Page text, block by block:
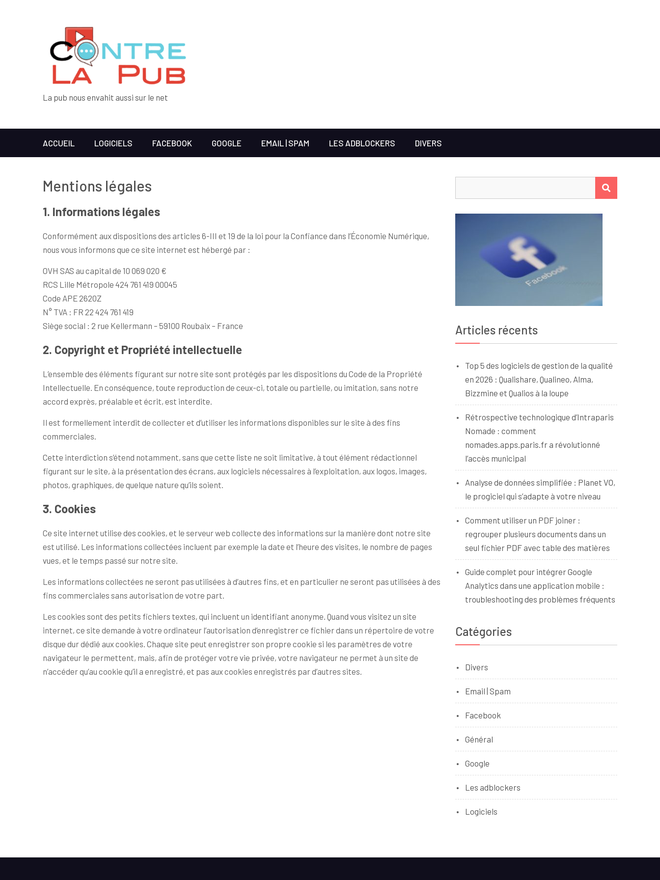
La pub nous envahit aussi sur le net
ACCUEIL LOGICIELS FACEBOOK GOOGLE EMAIL | SPAM LES ADBLOCKERS DIVERS
Mentions légales
1. Informations légales
Conformément aux dispositions des articles 6-III et 19 de la loi pour la Confiance dans l’Économie Numérique,
nous vous informons que ce site internet est hébergé par :
OVH SAS au capital de 10 069 020 €
RCS Lille Métropole 424 761 419 00045
Code APE 2620Z
N° TVA : FR 22 424 761 419
Siège social : 2 rue Kellermann – 59100 Roubaix – France
2. Copyright et Propriété intellectuelle
L’ensemble des éléments figurant sur notre site sont protégés par les dispositions du Code de la Propriété
Intellectuelle. En conséquence, toute reproduction de ceux-ci, totale ou partielle, ou imitation, sans notre
accord exprès, préalable et écrit, est interdite.
Il est formellement interdit de collecter et d’utiliser les informations disponibles sur le site à des fins
commerciales.
Cette interdiction s’étend notamment, sans que cette liste ne soit limitative, à tout élément rédactionnel
figurant sur le site, à la présentation des écrans, aux logiciels nécessaires à l’exploitation, aux logos, images,
photos, graphiques, de quelque nature qu’ils soient.
3. Cookies
Ce site internet utilise des cookies, et le serveur web collecte des informations sur la manière dont notre site
est utilisé. Les informations collectées incluent par exemple la date et l’heure des visites, le nombre de pages
vues, et le temps passé sur notre site.
Les informations collectées ne seront pas utilisées à d’autres fins, et en particulier ne seront pas utilisées à des
fins commerciales sans autorisation de votre part.
Les cookies sont des petits fichiers textes, qui incluent un identifiant anonyme. Quand vous visitez un site
internet, ce site demande à votre ordinateur l’autorisation d’enregistrer ce fichier dans un répertoire de votre
disque dur dédié aux cookies. Chaque site peut enregistrer son propre cookie si les paramètres de votre
navigateur le permettent, mais, afin de protéger votre vie privée, votre navigateur ne permet à un site de
n’accéder qu’au cookie qu’il a enregistré, et pas aux cookies enregistrés par d’autres sites.
Articles récents
Top 5 des logiciels de gestion de la qualité
en 2026 : Qualishare, Qualineo, Alma,
Bizzmine et Qualios à la loupe
Rétrospective technologique d’Intraparis
Nomade : comment
nomades.apps.paris.fr a révolutionné
l’accès municipal
Analyse de données simplifiée : Planet VO,
le progiciel qui s’adapte à votre niveau
Comment utiliser un PDF joiner :
regrouper plusieurs documents dans un
seul fichier PDF avec table des matières
Guide complet pour intégrer Google
Analytics dans une application mobile :
troubleshooting des problèmes fréquents
Catégories
Divers
Email | Spam
Facebook
Général
Google
Les adblockers
Logiciels